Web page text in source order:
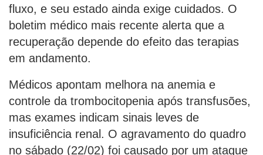
fluxo, e seu estado ainda exige cuidados. O
boletim médico mais recente alerta que a
recuperação depende do efeito das terapias
em andamento.
Médicos apontam melhora na anemia e
controle da trombocitopenia após transfusões,
mas exames indicam sinais leves de
insuficiência renal. O agravamento do quadro
no sábado (22/02) foi causado por um ataque